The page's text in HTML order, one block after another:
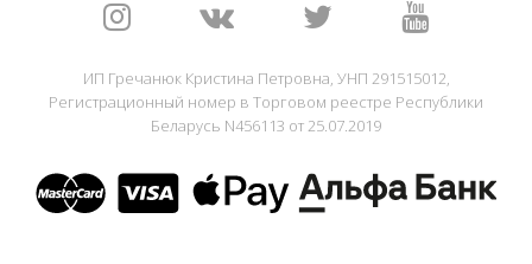
ИП Гречанюк Кристина Петровна, УНП 291515012,
Регистрационный номер в Торговом реестре Республики
Беларусь N456113 от 25.07.2019